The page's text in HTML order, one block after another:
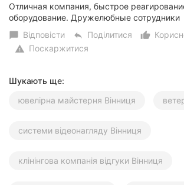
Отличная компания, быстрое
оборудование. Дружелюбные сотрудники
chat_bubble Відповісти reply Поділитися
warning Поскаржитися
Шукають ще:
ювелірна майстерня Вінниця
системи відеонагляду Вінниця
клінінгова компанія відгуки Вінниця